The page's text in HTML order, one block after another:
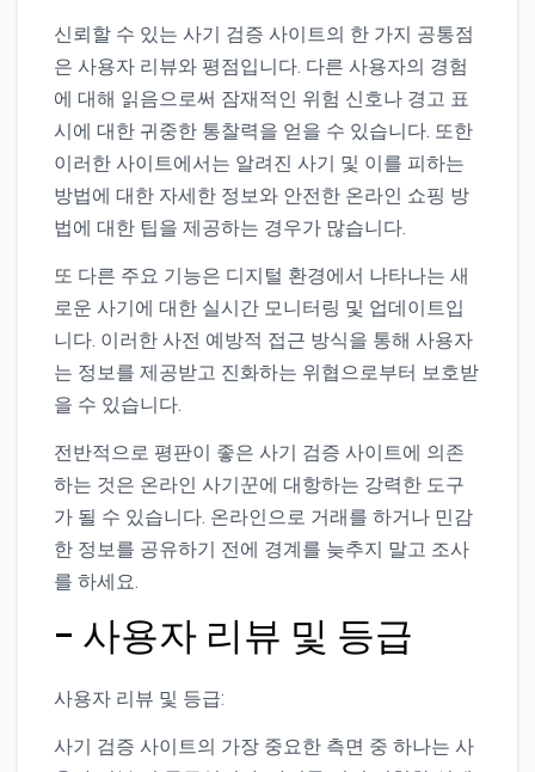
신뢰할 수 있는 사기 검증 사이트의 한 가지 공통점
은 사용자 리뷰와 평점입니다. 다른 사용자의 경험
에 대해 읽음으로써 잠재적인 위험 신호나 경고 표
시에 대한 귀중한 통찰력을 얻을 수 있습니다. 또한
이러한 사이트에서는 알려진 사기 및 이를 피하는
방법에 대한 자세한 정보와 안전한 온라인 쇼핑 방
법에 대한 팁을 제공하는 경우가 많습니다.
또 다른 주요 기능은 디지털 환경에서 나타나는 새
로운 사기에 대한 실시간 모니터링 및 업데이트입
니다. 이러한 사전 예방적 접근 방식을 통해 사용자
는 정보를 제공받고 진화하는 위협으로부터 보호받
을 수 있습니다.
전반적으로 평판이 좋은 사기 검증 사이트에 의존
하는 것은 온라인 사기꾼에 대항하는 강력한 도구
가 될 수 있습니다. 온라인으로 거래를 하거나 민감
한 정보를 공유하기 전에 경계를 늦추지 말고 조사
를 하세요.
– 사용자 리뷰 및 등급
사용자 리뷰 및 등급:
사기 검증 사이트의 가장 중요한 측면 중 하나는 사